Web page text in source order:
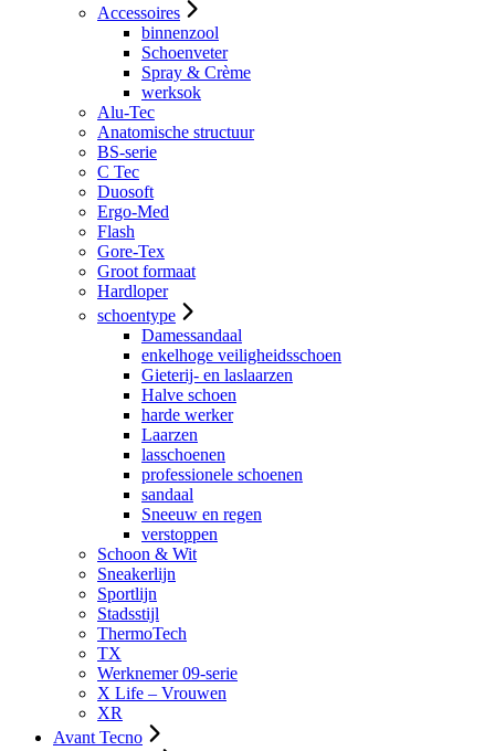
Accessoires
binnenzool
Schoenveter
Spray & Crème
werksok
Alu-Tec
Anatomische structuur
BS-serie
C Tec
Duosoft
Ergo-Med
Flash
Gore-Tex
Groot formaat
Hardloper
schoentype
Damessandaal
enkelhoge veiligheidsschoen
Gieterij- en laslaarzen
Halve schoen
harde werker
Laarzen
lasschoenen
professionele schoenen
sandaal
Sneeuw en regen
verstoppen
Schoon & Wit
Sneakerlijn
Sportlijn
Stadsstijl
ThermoTech
TX
Werknemer 09-serie
X Life – Vrouwen
XR
Avant Tecno